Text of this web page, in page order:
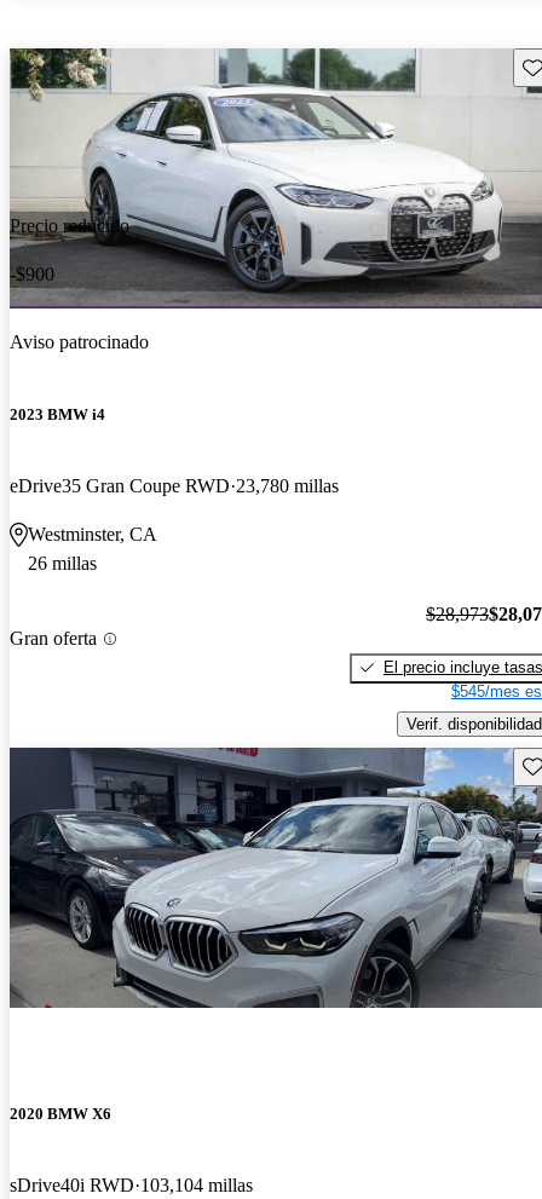
Precio reducido
-$900
Aviso patrocinado
2023 BMW i4
eDrive35 Gran Coupe RWD 23,780 millas
Westminster, CA
26 millas
Gran oferta
$28,973
El precio incluye tasas
$545/mes
Verif. disponibilidad
2020 BMW X6
sDrive40i RWD 103,104 millas